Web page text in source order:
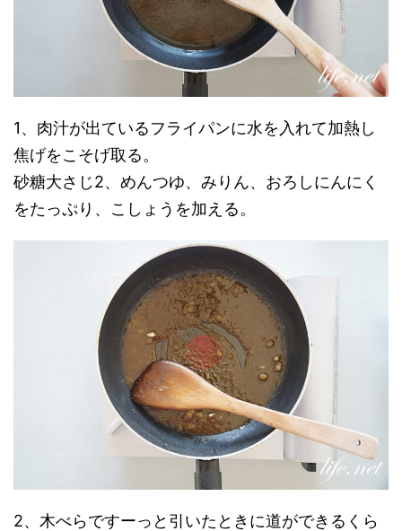
1、肉汁が出ているフライパンに水を入れて加熱し
焦げをこそげ取る。
砂糖大さじ2、めんつゆ、みりん、おろしにんにく
をたっぷり、こしょうを加える。
2、木べらですーっと引いたときに道ができるくら